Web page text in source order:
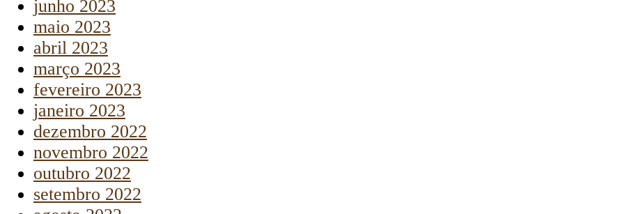
junho 2023
maio 2023
abril 2023
março 2023
fevereiro 2023
janeiro 2023
dezembro 2022
novembro 2022
outubro 2022
setembro 2022